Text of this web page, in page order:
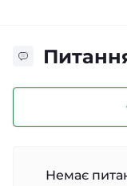
Немає